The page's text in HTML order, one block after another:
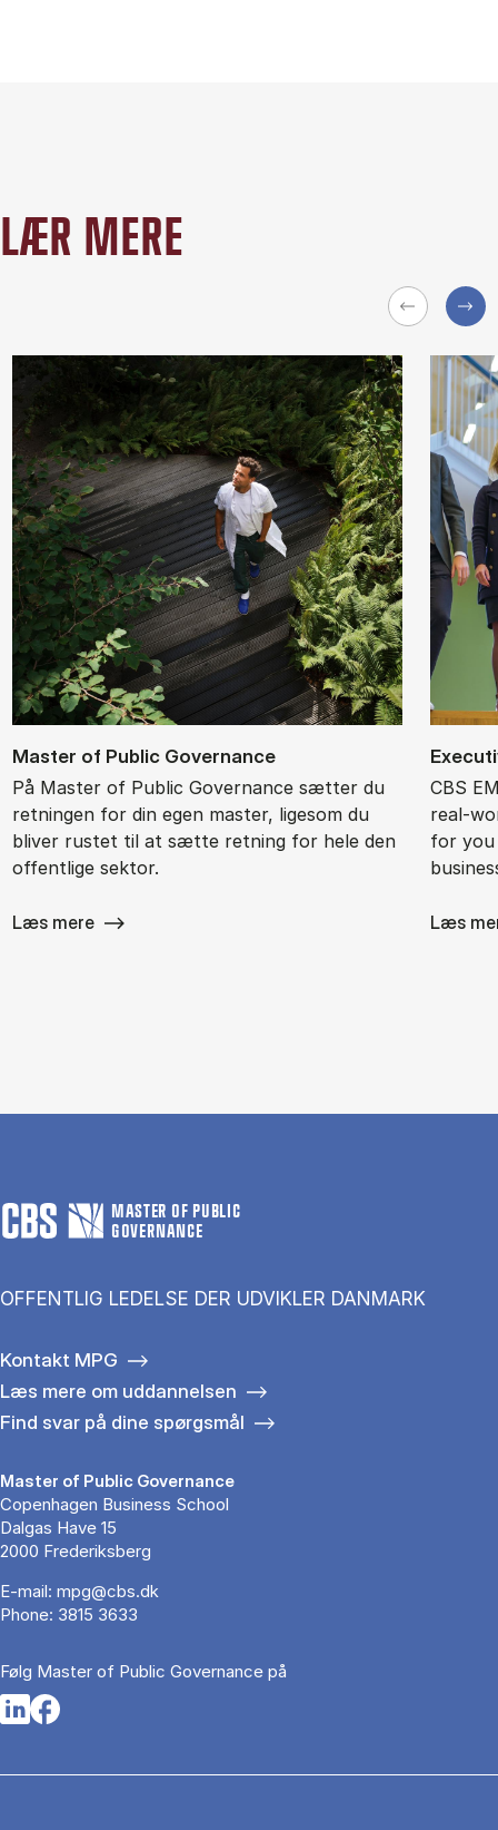
LÆR MERE
Ma­ster of Pu­blic Gover­nan­ce
På Master of Public Governance sætter du
retningen for din egen master, ligesom du
bliver rustet til at sætte retning for hele den
offentlige sektor.
Læs mere
CBS
real-
for you
Læs
MASTER OF PUBLIC
GOVERNANCE
OFFENTLIG LEDELSE DER UDVIKLER DANMARK
Kontakt MPG
Læs mere om uddannelsen
Find svar på dine spørgsmål
Master of Public Governance
Copenhagen Business School
Dalgas Have 15
2000 Frederiksberg
E-mail: mpg@cbs.dk
Phone: 3815 3633
Følg Master of Public Governance på
Opens in a new tab
Opens in a new tab